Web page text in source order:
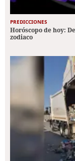
PREDICCIONES
Horóscopo de hoy:
zodiaco